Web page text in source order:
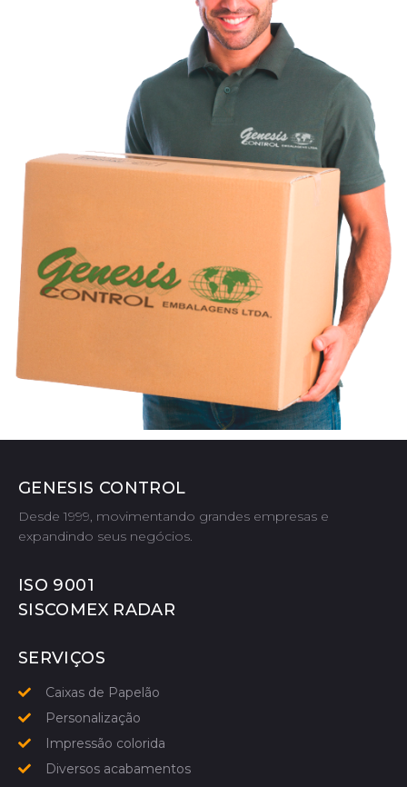
GENESIS CONTROL
Desde 1999, movimentando grandes empresas e
expandindo seus negócios.
ISO 9001
SISCOMEX RADAR
SERVIÇOS
Caixas de Papelão
Personalização
Impressão colorida
Diversos acabamentos